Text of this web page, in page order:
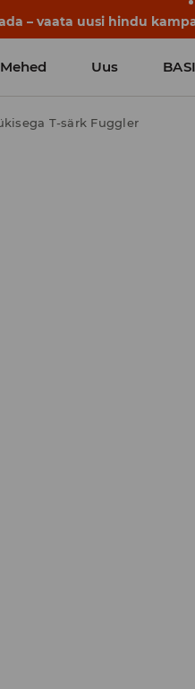
juba enne esimest
Mehed Uus
T-särk Fuggler